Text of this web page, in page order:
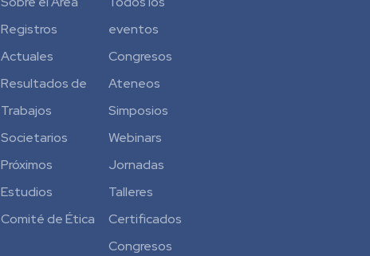
Registros
Actuales
Resultados de
Trabajos
Societarios
Próximos
Estudios
Comité de Ética
eventos
Congresos
Ateneos
Simposios
Webinars
Jornadas
Talleres
Certificados
Congresos